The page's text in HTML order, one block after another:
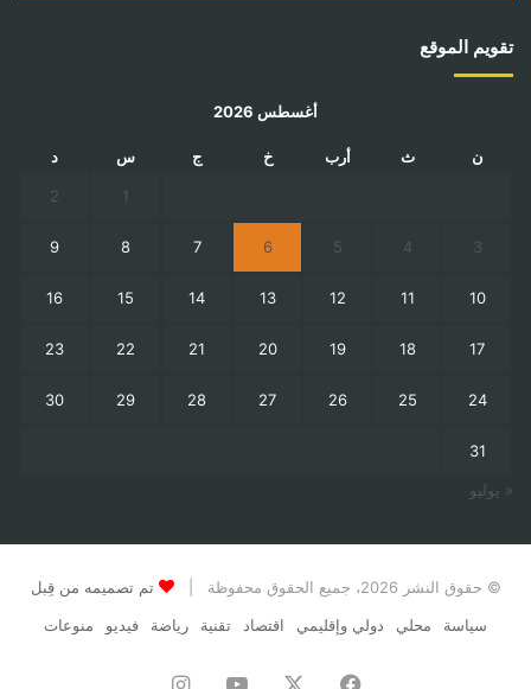
تقويم الموقع
أغسطس 2026
ن ث أرب خ ج س د
1
2
3
4
5
6
7
8
9
10
11
12
13
14
15
16
17
18
19
20
21
22
23
24
25
26
27
28
29
30
31
« يوليو
© حقوق النشر 2026، جميع الحقوق محفوظة |
تم تصميمه من قِبل
سياسة
محلي دولي وإقليمي اقتصاد تقنية رياضة فيديو منوعات
فيسبوك ‫YouTubeانستقرام